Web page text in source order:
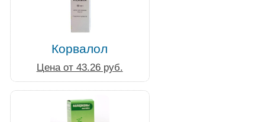
Корвалол
Цена от 43.26 руб.